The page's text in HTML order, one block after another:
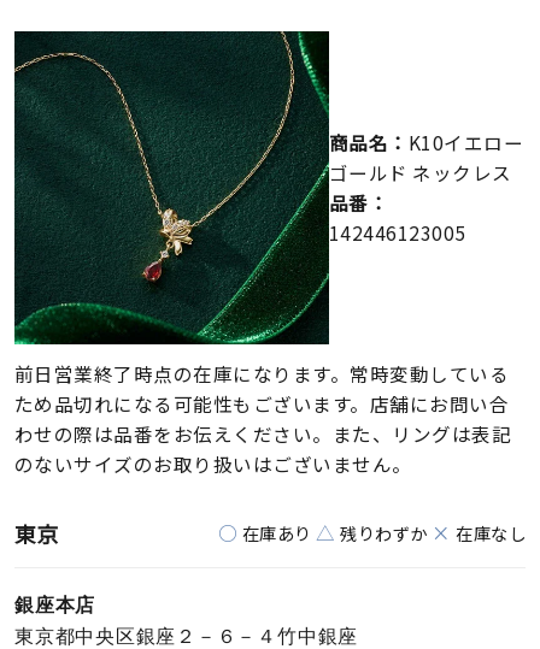
価格 ¥0
在庫 在庫ありのみ すべて表示
商品名： K10イエロー
ゴールド ネックレス
品番：
142446123005
前日営業終了時点の在庫になります。常時変動している
ため品切れになる可能性もございます。店舗にお問い合
わせの際は品番をお伝えください。また、リングは表記
のないサイズのお取り扱いはございません。
○ 在庫あり △ 残りわずか × 在庫なし
東京
銀座本店
東京都中央区銀座２－６－４竹中銀座